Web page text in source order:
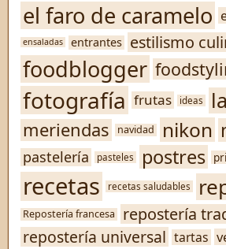
el faro de caramelo
ensaladas entrantes estilismo
foodblogger
fotografía frutas ideas
meriendas navidad nikon
pastelería pasteles postres
recetas recetas saludables
Repostería francesa
repostería
repostería universal tartas